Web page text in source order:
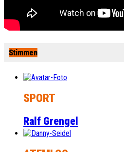
Stimmen
SPORT
Ralf Grengel